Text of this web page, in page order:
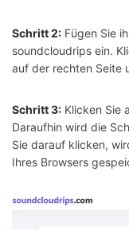
Schritt 2: Fügen Sie
soundcloudrips ein.
auf der rechten Seite
Schritt 3: Klicken Sie
Daraufhin wird die
Sie darauf klicken,
Ihres Browsers